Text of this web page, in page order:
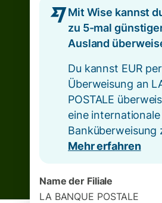
Mit Wise kannst
zu 5-mal
Ausland
Du kannst EUR
Überweisung an
POSTALE
eine internationale
Banküberweisung
Mehr erfahren
Name der Filiale
LA BANQUE POSTALE